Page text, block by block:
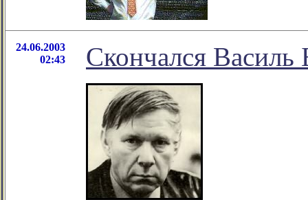
24.06.2003
02:43
Скончался Василь